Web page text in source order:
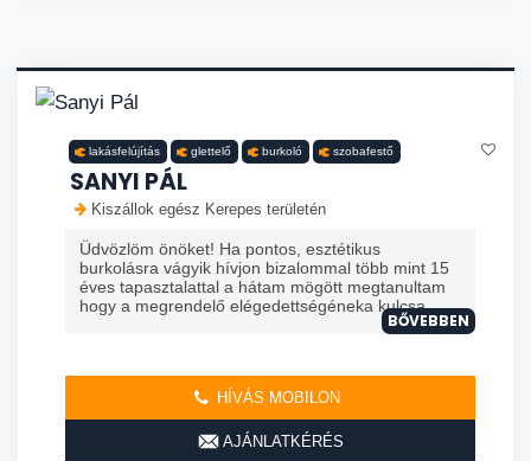
lakásfelújítás glettelő burkoló szobafestő
SANYI PÁL
Kiszállok egész Kerepes területén
Üdvözlöm önöket! Ha pontos, esztétikus
burkolásra vágyik hívjon bizalommal több mint 15
éves tapasztalattal a hátam mögött megtanultam
hogy a megrendelő elégedettségéneka kulcsa ...
BŐVEBBEN
HÍVÁS MOBILON
AJÁNLATKÉRÉS